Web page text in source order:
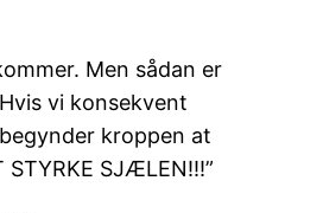
Men sådan er
vi konsekvent
kroppen at
STYRKE SJÆLEN!!!”